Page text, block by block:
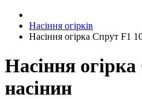
Насіння огірків
Насіння огірка Спрут F1
Насіння
насінин